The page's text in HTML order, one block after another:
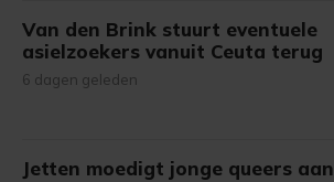
Van den Brink stuurt eventuele
asielzoekers vanuit Ceuta terug
6 dagen geleden
Jetten moedigt jonge queers aan